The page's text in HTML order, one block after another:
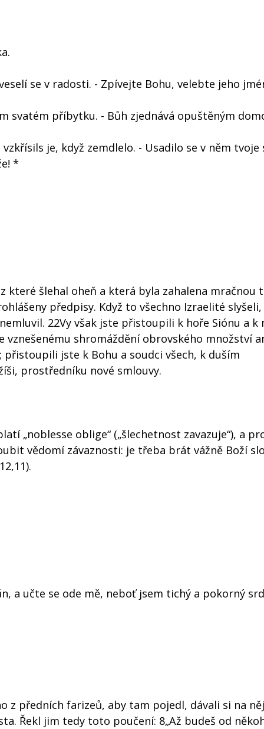
se v radosti. - Zpívejte Bohu, velebte jeho
svatém příbytku. - Bůh zjednává opuštěným
je, když zemdlelo. - Usadilo se v něm tvoje
*
šlehal oheň a která byla zahalena mračnou
předpisy. Když to všechno Izraelité
22Vy však jste přistoupili k hoře Siónu a k
vznešenému shromáždění obrovského množství
jste k Bohu a soudci všech, k duším
prostředníku nové smlouvy.
„noblesse oblige“ („šlechetnost zavazuje“), a
vědomí závaznosti: je třeba brát vážně Boží
a učte se ode mě, neboť jsem tichý a pokorný
z předních farizeů, aby tam pojedl, dávali si na
Řekl jim tedy toto poučení: 8„Až budeš od